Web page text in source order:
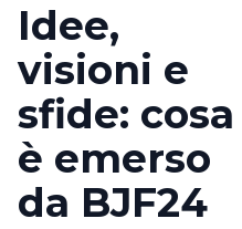
Idee,
visioni e
sfide: cosa
è emerso
da BJF24